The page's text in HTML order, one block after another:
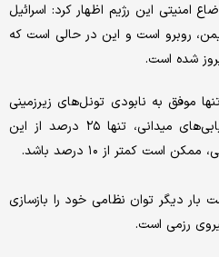
امنیتی این رژیم اظهار کرد: اسرائیل
روبرو است و این در حالی است که
شده است.
موفق به نابودی تونل‌های زیرزمینی
حماس نشده، بلکه بر اساس ارزیابی‌های میدانی، تنها ۲۵ درصد از این
کمتر از ۱۰ درصد باشد.
دیگر توان نظامی خود را بازسازی